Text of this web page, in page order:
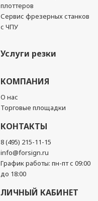
плоттеров
Сервис фрезерных станков
с ЧПУ
Услуги резки
КОМПАНИЯ
О нас
Торговые площадки
КОНТАКТЫ
8 (495) 215-11-15
info@forsign.ru
График работы: пн-пт с 09:00
до 18:00
ЛИЧНЫЙ КАБИНЕТ